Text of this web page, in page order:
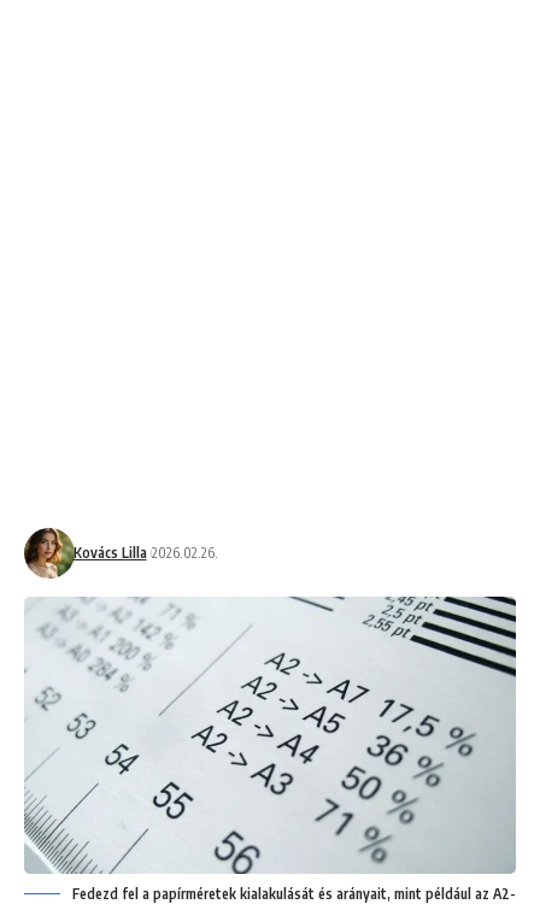
Kovács Lilla 2026.02.26.
Fedezd fel a papírméretek kialakulását és arányait, mint például az A2-